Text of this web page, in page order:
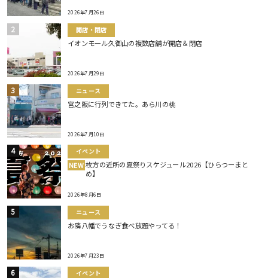
2026年7月26日
開店・閉店
イオンモール久御山の複数店舗が開店＆閉店
2026年7月29日
ニュース
宮之阪に行列できてた。あら川の桃
2026年7月10日
イベント
NEW 枚方の近所の夏祭りスケジュール2026【ひらつーまと
め】
2026年8月6日
ニュース
お隣八幡でうなぎ食べ放題やってる！
2026年7月23日
イベント